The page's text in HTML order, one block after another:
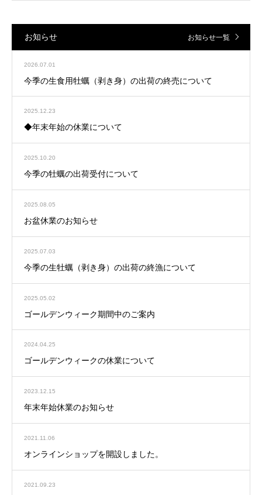
お知らせ お知らせ一覧
2026.07.01
今季の生食用牡蠣（剥き身）の出荷の終売について
2025.12.23
◆年末年始の休業について
2025.10.20
今季の牡蠣の出荷受付について
2025.08.05
お盆休業のお知らせ
2025.07.03
今季の生牡蠣（剥き身）の出荷の終漁について
2025.05.02
ゴールデンウィーク期間中のご案内
2024.04.25
ゴールデンウィークの休業について
2023.12.15
年末年始休業のお知らせ
2021.11.06
オンラインショップを開設しました。
2021.09.23